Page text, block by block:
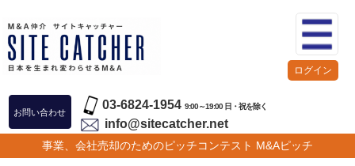
お問い合わせ
03-6824-1954 9:00～19:00 日・祝を除く
info@sitecatcher.net
事業、会社売却のためのピッチコンテスト M&Aピッチ
ログイン